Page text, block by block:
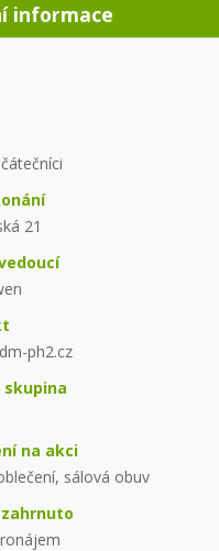
informace
21
ph2.cz
skupina
na akci
sálová obuv